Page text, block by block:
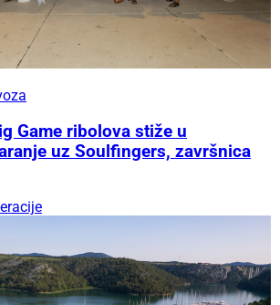
Game ribolova stiže u
uz Soulfingers, završnica